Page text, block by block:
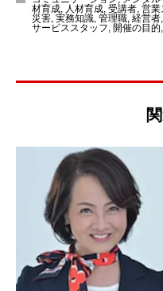
材育成, 人材育成, 受講者, 営業
災害, 実務知識, 管理職, 経営者,
サービススタッフ, 開催の目的,